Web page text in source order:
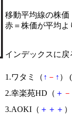
移動平均線の株価
赤＝株価が平均
インデックスに戻
1.ワタミ（ ↑ － ↑ ） (
2.幸楽苑HD（ ＋ －
3.AOKI（ ＋ ＋ ＋